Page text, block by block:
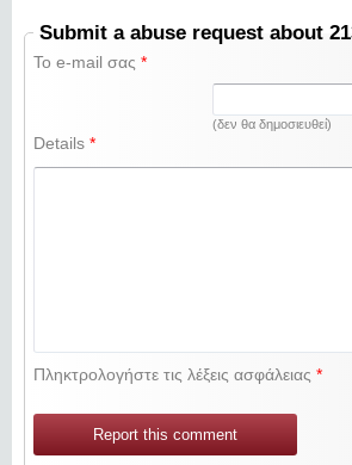
Submit a abuse request about
Το e-mail σας*
(δεν θα δημοσιευθεί)
Details*
Πληκτρολογήστε τις λέξεις ασφάλειας*
Report this comment